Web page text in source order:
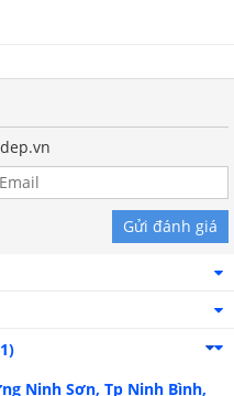
Gửi đánh giá
Ninh Sơn, Tp Ninh Bình,